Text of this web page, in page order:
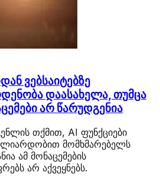
ვებსაიტებზე
დაასახელა, თუმცა
არ წარუდგენია
თქმით, AI ფუნქციები
მომხმარებელს
ამ მონაცემების
არ აქვეყნებს.